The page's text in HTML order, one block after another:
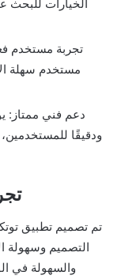
الخيارات للبحث
تجربة مستخدم
مستخدم سهلة
دعم فني ممتاز:
ودقيقًا
تم تصميم تطبيق
التصميم وسهولة
والسهولة في